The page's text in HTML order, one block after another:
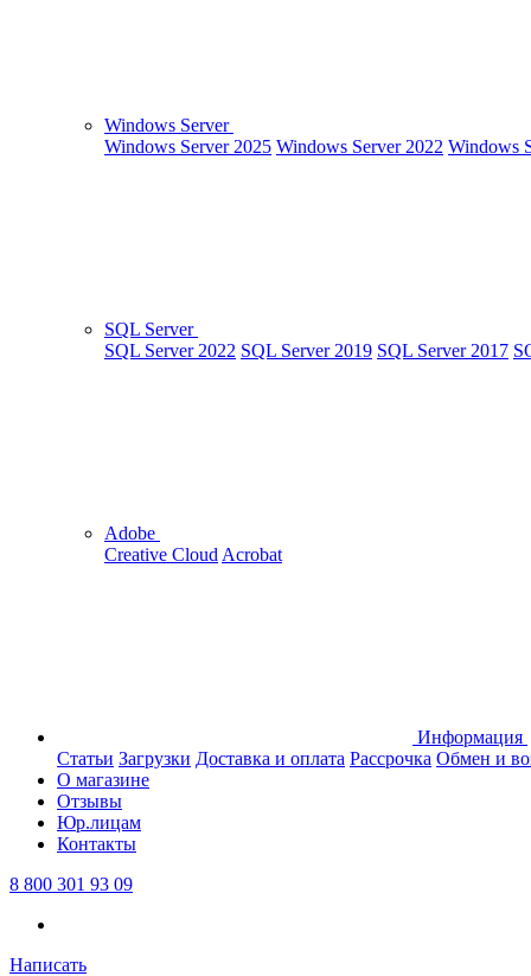
Windows Server
Windows Server 2025 Windows Server 2022 Windows
SQL Server
SQL Server 2022 SQL Server 2019 SQL Server 2017
Adobe
Creative Cloud Acrobat
Информация
Статьи Загрузки Доставка и оплата Рассрочка Обмен и
О магазине
Отзывы
Юр.лицам
Контакты
8 800 301 93 09
Написать